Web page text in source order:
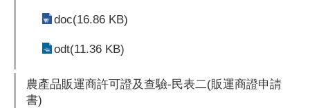
doc(16.86 KB)
odt(11.36 KB)
農產品販運商許可證及查驗-民表二(販運商證申請
書)